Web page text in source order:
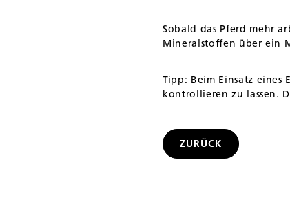
Sobald das Pferd mehr
Mineralstoffen über ein
Tipp: Beim Einsatz
kontrollieren zu lassen.
ZURÜCK